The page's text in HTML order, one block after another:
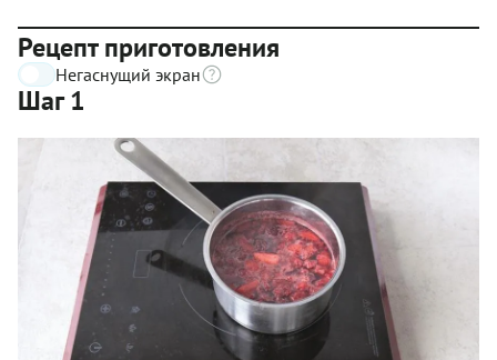
Рецепт приготовления
Негаснущий экран
Шаг 1